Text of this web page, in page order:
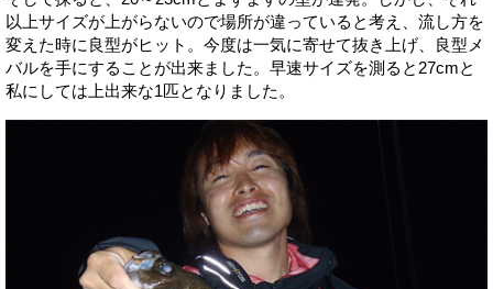
以上サイズが上がらないので場所が違っていると考え、流し方を
変えた時に良型がヒット。今度は一気に寄せて抜き上げ、良型メ
バルを手にすることが出来ました。早速サイズを測ると27cmと
私にしては上出来な1匹となりました。